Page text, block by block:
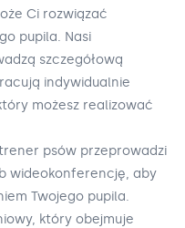
Ci rozwiązać
pupila. Nasi
szczegółową
indywidualnie
możesz realizować
psów przeprowadzi
wideokonferencję, aby
Twojego pupila.
który obejmuje